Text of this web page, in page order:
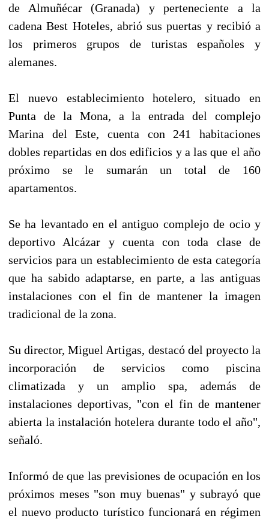
de Almuñécar (Granada) y perteneciente a la
cadena Best Hoteles, abrió sus puertas y recibió a
los primeros grupos de turistas españoles y
alemanes.
El nuevo establecimiento hotelero, situado en
Punta de la Mona, a la entrada del complejo
Marina del Este, cuenta con 241 habitaciones
dobles repartidas en dos edificios y a las que el año
próximo se le sumarán un total de 160
apartamentos.
Se ha levantado en el antiguo complejo de ocio y
deportivo Alcázar y cuenta con toda clase de
servicios para un establecimiento de esta categoría
que ha sabido adaptarse, en parte, a las antiguas
instalaciones con el fin de mantener la imagen
tradicional de la zona.
Su director, Miguel Artigas, destacó del proyecto la
incorporación de servicios como piscina
climatizada y un amplio spa, además de
instalaciones deportivas, "con el fin de mantener
abierta la instalación hotelera durante todo el año",
señaló.
Informó de que las previsiones de ocupación en los
próximos meses "son muy buenas" y subrayó que
el nuevo producto turístico funcionará en régimen